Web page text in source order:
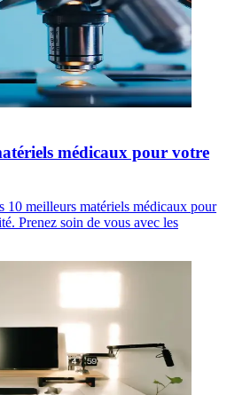
médicaux pour votre
10 meilleurs matériels médicaux pour
Prenez soin de vous avec les